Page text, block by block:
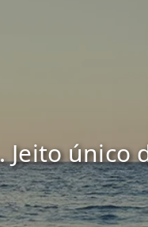
Jeito único